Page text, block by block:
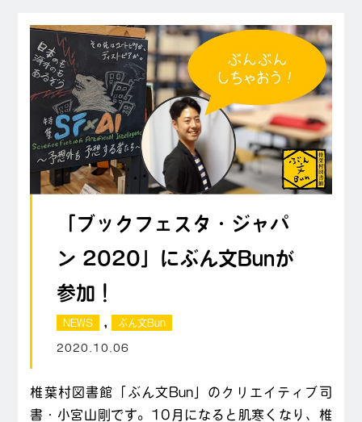
「ブックフェスタ・ジャパ
ン 2020」にぶん文Bunが
参加！
NEWS , ぶん文Bun
2020.10.06
椎葉村図書館「ぶん文Bun」のクリエイティブ司
書・小宮山剛です。10月になると肌寒くなり、椎